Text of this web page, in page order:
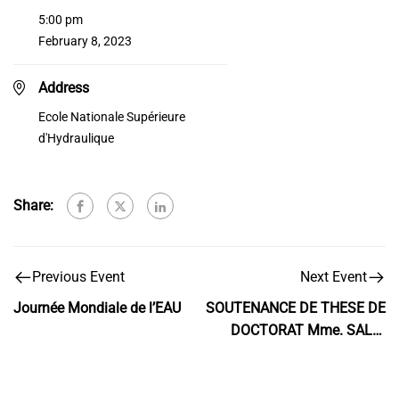
5:00 pm
February 8, 2023
Address
Ecole Nationale Supérieure
d'Hydraulique
Share:
Previous Event
Journée Mondiale de l’EAU
Next Event
SOUTENANCE DE THESE DE
DOCTORAT Mme. SALHI